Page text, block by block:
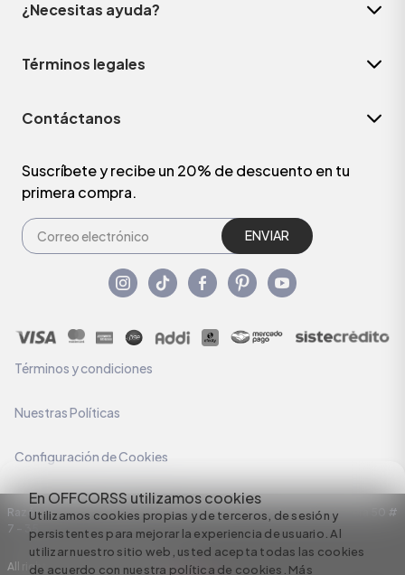
En OFFCORSS utilizamos cookies
Utilizamos cookies propias y de terceros, de sesión y
persistentes para mejorar la experiencia de usuario. Al
utilizar nuestro sitio web, usted acepta todas las cookies
de acuerdo con nuestra política de cookies. Más
¿Necesitas ayuda?
Términos legales
Contáctanos
Suscríbete y recibe un 20% de descuento en tu
primera compra.
ENVIAR
Términos y condiciones
Nuestras Políticas
Configuración de Cookies
Razón Social: C.I HERMECO S.A. NIT: 890924167-6 Dirección: Carrera 50 #
7 – 35
All rights reserved empowered by